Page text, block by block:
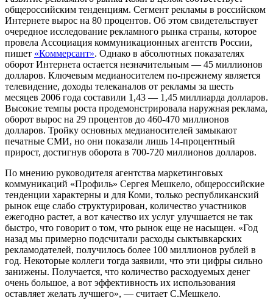
общероссийским тенденциям. Сегмент рекламы в российском
Интернете вырос на 80 процентов. Об этом свидетельствует
очередное исследование рекламного рынка страны, которое
провела Ассоциация коммуникационных агентств России,
пишет «Коммерсант». Однако в абсолютных показателях
оборот Интернета остается незначительным — 45 миллионов
долларов. Ключевым медианосителем по-прежнему является
телевидение, доходы телеканалов от рекламы за шесть
месяцев 2006 года составили 1,43 — 1,45 миллиарда долларов.
Высокие темпы роста продемонстрировала наружная реклама,
оборот вырос на 29 процентов до 460-470 миллионов
долларов. Тройку основных медианосителей замыкают
печатные СМИ, но они показали лишь 14-процентный
прирост, достигнув оборота в 700-720 миллионов долларов.
По мнению руководителя агентства маркетинговых
коммуникаций «Профиль» Сергея Мешкело, общероссийские
тенденции характерны и для Коми, только республиканский
рынок еще слабо структурирован, количество участников
ежегодно растет, а вот качество их услуг улучшается не так
быстро, что говорит о том, что рынок еще не насыщен. «Год
назад мы примерно подсчитали расходы сыктывкарских
рекламодателей, получилось более 100 миллионов рублей в
год. Некоторые коллеги тогда заявили, что эти цифры сильно
занижены. Получается, что количество расходуемых денег
очень большое, а вот эффективность их использования
оставляет желать лучшего», — считает С.Мешкело.